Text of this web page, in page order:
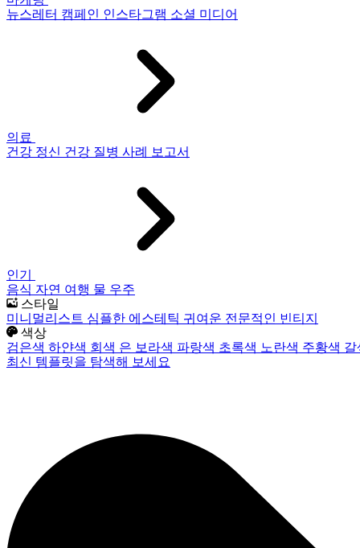
뉴스레터 캠페인 인스타그램 소셜 미디어
의료
건강 정신 건강 질병 사례 보고서
인기
음식 자연 여행 물 우주
스타일
미니멀리스트 심플한 에스테틱 귀여운 전문적인 빈티지
색상
검은색 하얀색 회색 은 보라색 파랑색 초록색 노란색 주황색
최신 템플릿을 탐색해 보세요